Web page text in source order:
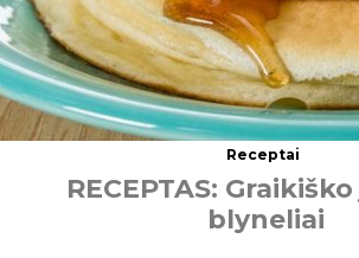
Receptai
RECEPTAS: Graikiško
blyneliai